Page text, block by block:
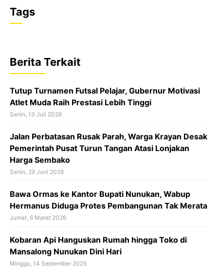
a
c
b
o
o
k
s
A
p
p
a
d
s
Tags
Berita Terkait
Tutup Turnamen Futsal Pelajar, Gubernur Motivasi
Atlet Muda Raih Prestasi Lebih Tinggi
Senin, 13 Juli 2026
Jalan Perbatasan Rusak Parah, Warga Krayan Desak
Pemerintah Pusat Turun Tangan Atasi Lonjakan
Harga Sembako
Senin, 29 Juni 2026
Bawa Ormas ke Kantor Bupati Nunukan, Wabup
Hermanus Diduga Protes Pembangunan Tak Merata
Jumat, 6 Maret 2026
Kobaran Api Hanguskan Rumah hingga Toko di
Mansalong Nunukan Dini Hari
Minggu, 14 September 2025